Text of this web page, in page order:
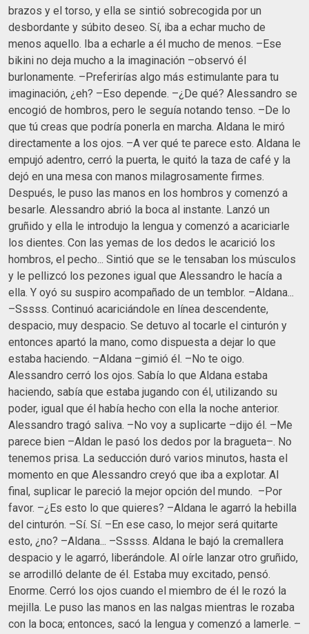
brazos y el torso, y ella se sintió sobrecogida por un
desbordante y súbito deseo. Sí, iba a echar mucho de
menos aquello. Iba a echarle a él mucho de menos. –Ese
bikini no deja mucho a la imaginación –observó él
burlonamente. –Preferirías algo más estimulante para tu
imaginación, ¿eh? –Eso depende. –¿De qué? Alessandro se
encogió de hombros, pero le seguía notando tenso. –De lo
que tú creas que podría ponerla en marcha. Aldana le miró
directamente a los ojos. –A ver qué te parece esto. Aldana le
empujó adentro, cerró la puerta, le quitó la taza de café y la
dejó en una mesa con manos milagrosamente firmes.
Después, le puso las manos en los hombros y comenzó a
besarle. Alessandro abrió la boca al instante. Lanzó un
gruñido y ella le introdujo la lengua y comenzó a acariciarle
los dientes. Con las yemas de los dedos le acarició los
hombros, el pecho... Sintió que se le tensaban los músculos
y le pellizcó los pezones igual que Alessandro le hacía a
ella. Y oyó su suspiro acompañado de un temblor. –Aldana...
–Sssss. Continuó acariciándole en línea descendente,
despacio, muy despacio. Se detuvo al tocarle el cinturón y
entonces apartó la mano, como dispuesta a dejar lo que
estaba haciendo. –Aldana –gimió él. –No te oigo.
Alessandro cerró los ojos. Sabía lo que Aldana estaba
haciendo, sabía que estaba jugando con él, utilizando su
poder, igual que él había hecho con ella la noche anterior.
Alessandro tragó saliva. –No voy a suplicarte –dijo él. –Me
parece bien –Aldan le pasó los dedos por la bragueta–. No
tenemos prisa. La seducción duró varios minutos, hasta el
momento en que Alessandro creyó que iba a explotar. Al
final, suplicar le pareció la mejor opción del mundo. –Por
favor. –¿Es esto lo que quieres? –Aldana le agarró la hebilla
del cinturón. –Sí. Sí. –En ese caso, lo mejor será quitarte
esto, ¿no? –Aldana... –Sssss. Aldana le bajó la cremallera
despacio y le agarró, liberándole. Al oírle lanzar otro gruñido,
se arrodilló delante de él. Estaba muy excitado, pensó.
Enorme. Cerró los ojos cuando el miembro de él le rozó la
mejilla. Le puso las manos en las nalgas mientras le rozaba
con la boca; entonces, sacó la lengua y comenzó a lamerle. –